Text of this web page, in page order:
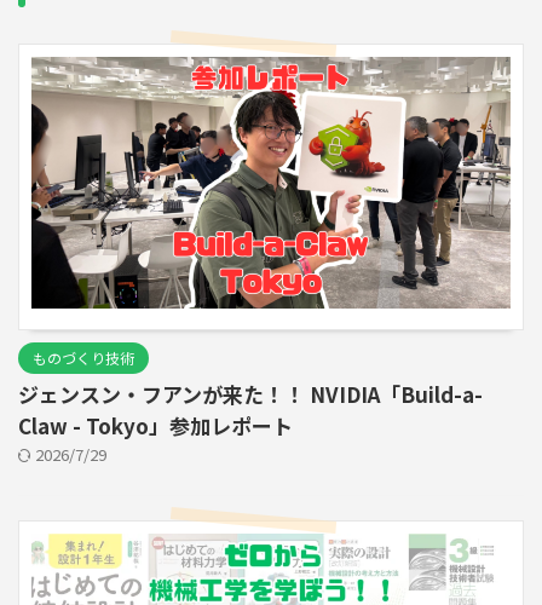
ものづくり技術
ジェンスン・フアンが来た！！ NVIDIA「Build-a-
Claw - Tokyo」参加レポート
2026/7/29